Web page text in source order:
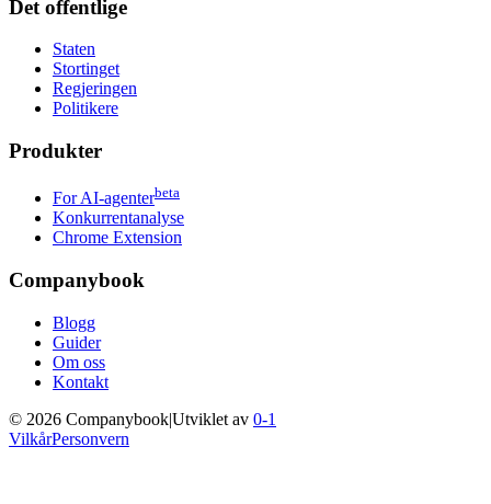
Det offentlige
Staten
Stortinget
Regjeringen
Politikere
Produkter
For AI-agenterbeta
Konkurrentanalyse
Chrome Extension
Companybook
Blogg
Guider
Om oss
Kontakt
© 2026 Companybook|Utviklet av 0-1
VilkårPersonvern